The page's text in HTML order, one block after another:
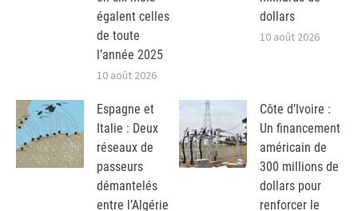
égalent celles
de toute
l’année 2025
10 août 2026
dollars
10 août 2026
Espagne et
Italie : Deux
réseaux de
passeurs
démantelés
entre l’Algérie
Côte d’Ivoire :
Un financement
américain de
300 millions de
dollars pour
renforcer le